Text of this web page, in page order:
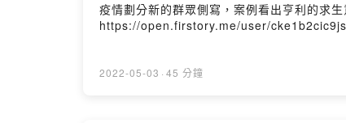
疫情劃分新的群眾側寫，案例看出亨利的求
https://open.firstory.me/user/
2022-05-03 · 45 分鐘